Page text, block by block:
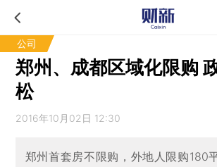
公司
郑州、成都区域化限购
松
2016年10月02日 12:30
郑州首套房不限购，外地人限购180